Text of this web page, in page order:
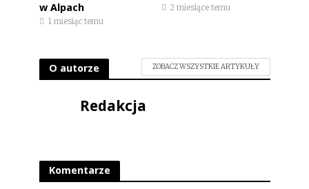
w Alpach
1 miesiąc temu
2 miesiące temu
O autorze ZOBACZ WSZYSTKIE ARTYKUŁY
Redakcja
Komentarze